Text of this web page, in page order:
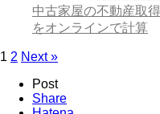
中古家屋の不動産取
をオンラインで計算
1 2 Next »
Post
Share